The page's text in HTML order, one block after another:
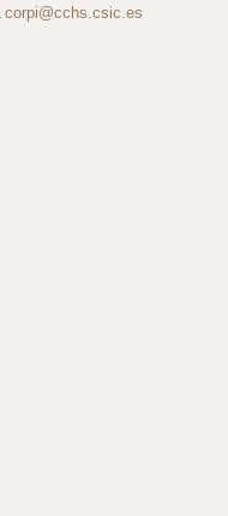
corpi@cchs.csic.es